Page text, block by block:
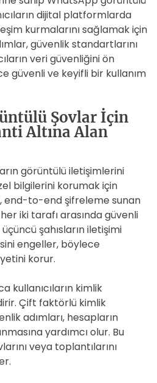
dijital platformlarda
kurmalarını sağlamak için
güvenlik standartlarını
veri güvenliğini ön
güvenli ve keyifli bir kullanım
Şovlar İçin
Altına Alan
görüntülü iletişimlerini
bilgilerini korumak için
end-to-end şifreleme sunan
iki tarafı arasında güvenli
şahısların iletişimi
engeller, böylece
korur.
kullanıcıların kimlik
Çift faktörlü kimlik
adımları, hesapların
yardımcı olur. Bu
veya toplantılarını